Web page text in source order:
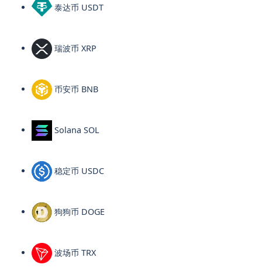
泰达币 USDT
瑞波币 XRP
币安币 BNB
Solana SOL
稳定币 USDC
狗狗币 DOGE
波场币 TRX